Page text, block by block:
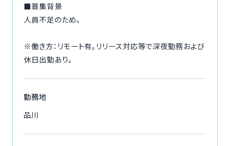
今すぐ無料で登録
■募集背景
人員不足のため。
※働き方：リモート有。リリース対応等で深夜勤務および
休日出勤あり。
勤務地
品川